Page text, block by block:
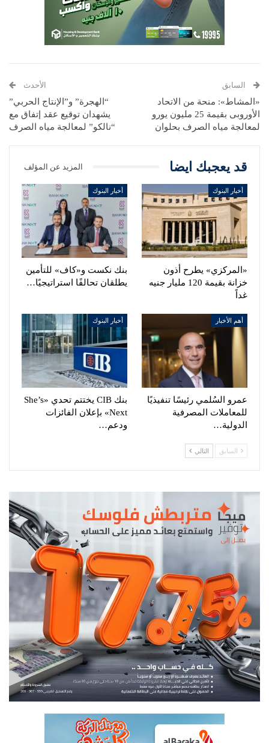
السابق
«المشاط»: منحة من الاتحاد
الأوروبى بقيمة 25 مليون يورو
لمعالجة مياه الصرف بحلوان
الأحدث
“الهجرة” و”الإنتاج الحربي”
يشهدان توقيع عقد إتفاق مع
“نالكو” لمعالجة مياه الصرف
قد يعجبك ايضا المزيد عن المؤلف
أخبار البنوك
«المركزي» يطرح أذون
خزانة بقيمة 120 مليار جنيه
غداً
أخبار البنوك
بنك نكست و«كاف» للتأمين
يطلقان تحالفًا استراتيجيًا…
أهم الأخبار
عمرو السُلمي رئيسًا تنفيذيًا
للمعاملات المصرفية
الدولية…
أخبار البنوك
بنك CIB يختتم تحدي «She’s
Next» بإعلان الفائزات
ودعم…
السابق التالي